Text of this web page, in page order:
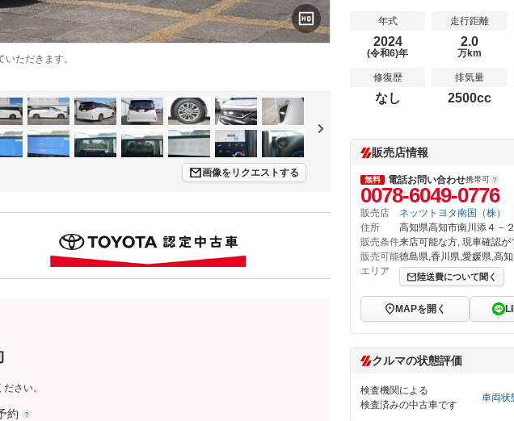
ただきます。
画像をリクエストする
さい。
約
年式
2024
(令和6)年
走行距離
2.0
万km
修復歴
なし
排気量
2500cc
販売店情報
無料 電話お問い合わせ携帯可
0078-6049-0776
販売店
ネッツトヨタ南国（株）
住所
高知県高知市南川添４－
販売条件来店可能な方, 現車確認が
販売可能
エリア
徳島県,香川県,愛媛県,高
陸送費について聞く
MAPを開く
クルマの状態評価
検査機関による
検査済みの中古車です
車両状